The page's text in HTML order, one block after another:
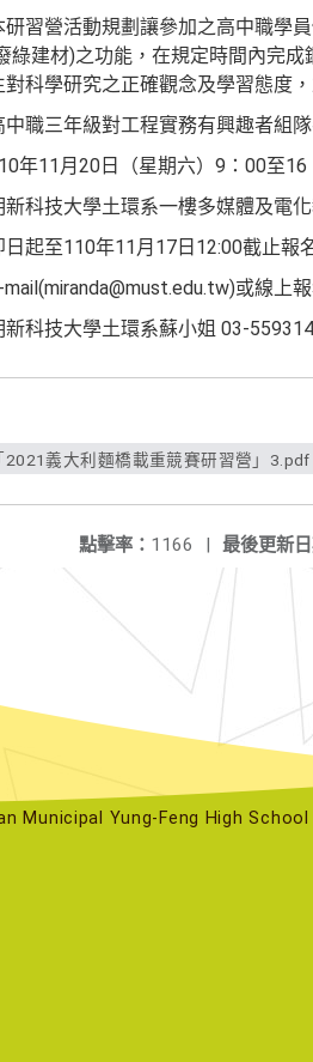
習營活動規劃讓參加之高中職學
綠建材)之功能，在規定時間內完
科學研究之正確觀念及學習態度
職三年級對工程實務有興趣者組隊
年11月20日（星期六）9：00至16
科技大學土環系一樓多媒體及電
起至110年11月17日12:00截止報
或線
科技大學土環系蘇小姐 03-
2021義大利麵橋載重競賽研習營」3.pdf
最後更新日
點擊率： 1166 |
Municipal Yung-Feng High School